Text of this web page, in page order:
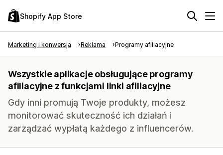
Shopify App Store
Marketing i konwersja Reklama Programy afiliacyjne
Wszystkie aplikacje obsługujące programy
afiliacyjne z funkcjami linki afiliacyjne
Gdy inni promują Twoje produkty, możesz
monitorować skuteczność ich działań i
zarządzać wypłatą każdego z influencerów.